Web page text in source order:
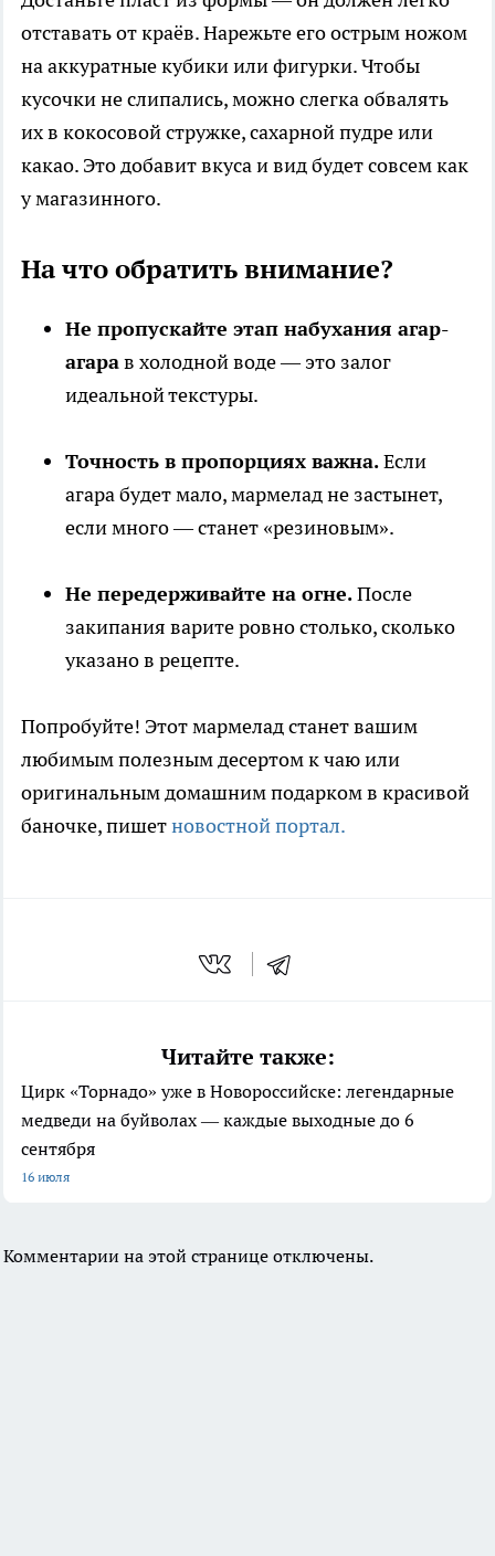
отставать от краёв. Нарежьте его острым ножом
на аккуратные кубики или фигурки. Чтобы
кусочки не слипались, можно слегка обвалять
их в кокосовой стружке, сахарной пудре или
какао. Это добавит вкуса и вид будет совсем как
у магазинного.
На что обратить внимание?
Не пропускайте этап набухания агар-
агарав холодной воде — это залог
идеальной текстуры.
Точность в пропорциях важна.Если
агара будет мало, мармелад не застынет,
если много — станет «резиновым».
Не передерживайте на огне.После
закипания варите ровно столько, сколько
указано в рецепте.
Попробуйте! Этот мармелад станет вашим
любимым полезным десертом к чаю или
оригинальным домашним подарком в красивой
баночке, пишетновостной портал.
Читайте также:
Цирк «Торнадо» уже в Новороссийске: легендарные
медведи на буйволах — каждые выходные до 6
сентября
16 июля
Комментарии на этой странице отключены.